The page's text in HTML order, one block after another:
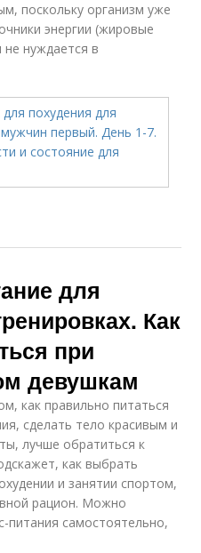
Питания для
сжигания
Дробное питание
Питания при работе
Тренировки на сушке
поскольку организм уже
энергии (жировые
нуждается в
для
Как
при
девушкам
как правильно питаться
сделать тело красивым и
лучше обратиться к
как выбрать
и занятии спортом,
рацион. Можно
самостоятельно,